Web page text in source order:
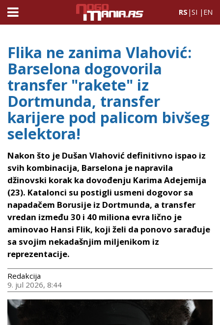
RS |SI | EN
Flika ne zanima Vlahović:
Barselona dogovorila
transfer "rakete" iz
Dortmunda, transfer
karijere pod palicom bivšeg
selektora!
Nakon što je Dušan Vlahović definitivno ispao iz
svih kombinacija, Barselona je napravila
džinovski korak ka dovođenju Karima Adejemija
(23). Katalonci su postigli usmeni dogovor sa
napadačem Borusije iz Dortmunda, a transfer
vredan između 30 i 40 miliona evra lično je
aminovao Hansi Flik, koji želi da ponovo sarađuje
sa svojim nekadašnjim miljenikom iz
reprezentacije.
Redakcija
9. jul 2026, 8:44